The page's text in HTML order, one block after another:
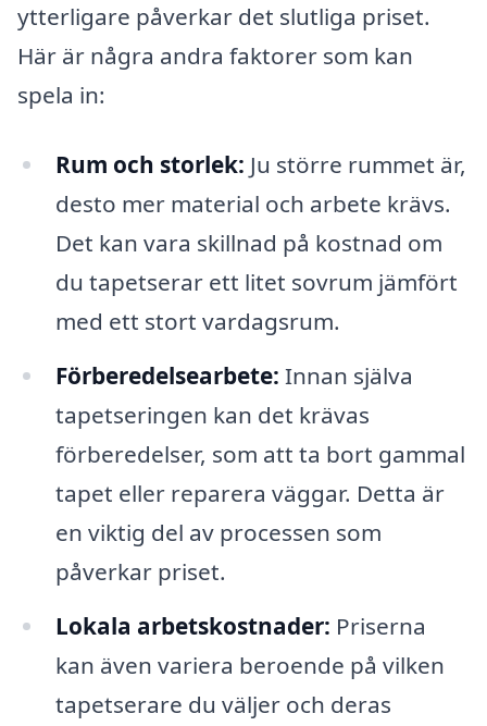
ytterligare påverkar det slutliga priset.
Här är några andra faktorer som kan
spela in:
Rum och storlek: Ju större rummet är,
desto mer material och arbete krävs.
Det kan vara skillnad på kostnad om
du tapetserar ett litet sovrum jämfört
med ett stort vardagsrum.
Förberedelsearbete: Innan själva
tapetseringen kan det krävas
förberedelser, som att ta bort gammal
tapet eller reparera väggar. Detta är
en viktig del av processen som
påverkar priset.
Lokala arbetskostnader: Priserna
kan även variera beroende på vilken
tapetserare du väljer och deras